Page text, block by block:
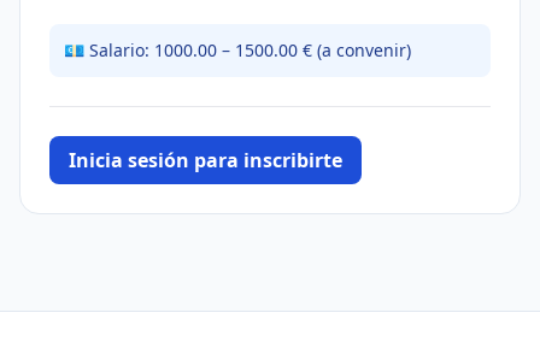
💶 Salario: 1000.00 – 1500.00 € (a convenir)
Inicia sesión para inscribirte